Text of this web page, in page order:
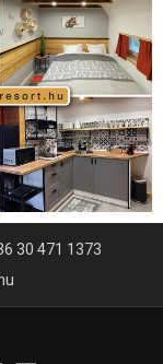
30 471 1373